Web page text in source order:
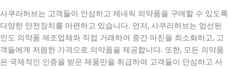
사쿠라허브는 고객들이 안심하고 제네릭 의약품을 구매할 수 있도록
다양한 안전장치를 마련하고 있습니다. 먼저, 사쿠라허브는 엄선된
인도 의약품 제조업체와 직접 거래하여 중간 마진을 최소화하고, 고
객들에게 저렴한 가격으로 의약품을 제공합니다. 또한, 모든 의약품
은 국제적인 인증을 받은 제품만을 취급하여 고객들이 안심하고 사